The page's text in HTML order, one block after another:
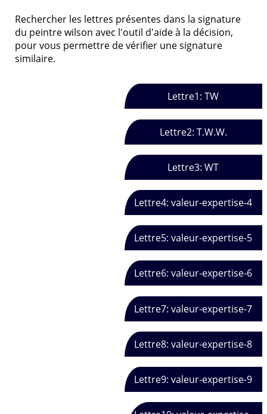
Rechercher les lettres présentes dans la signature
du peintre wilson avec l'outil d'aide à la décision,
pour vous permettre de vérifier une signature
similaire.
Lettre1: TW
Lettre2: T.W.W.
Lettre3: WT
Lettre4: valeur-expertise-4
Lettre5: valeur-expertise-5
Lettre6: valeur-expertise-6
Lettre7: valeur-expertise-7
Lettre8: valeur-expertise-8
Lettre9: valeur-expertise-9